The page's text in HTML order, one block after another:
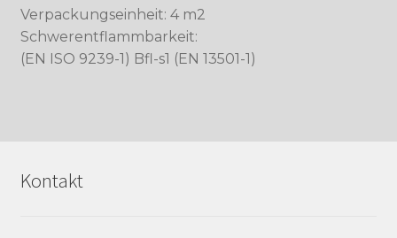
Verpackungseinheit: 4 m2
Schwerentflammbarkeit:
(EN ISO 9239-1) Bfl-s1 (EN 13501-1)
Kontakt